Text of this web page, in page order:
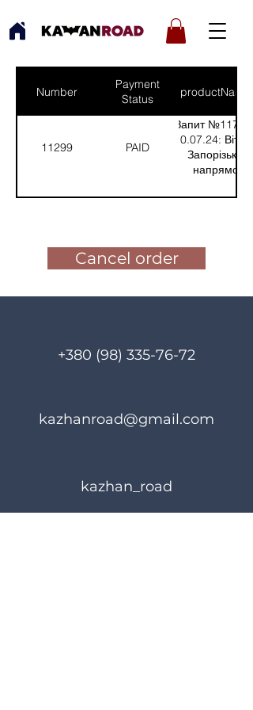
Number
Payment
Status
productNames
11299 PAID
Запит №1173
10.07.24:
Запорізький
напрямок
3)
Cancel order
+380 (98) 335-76-72
kazhanroad@gmail.com
kazhan_road